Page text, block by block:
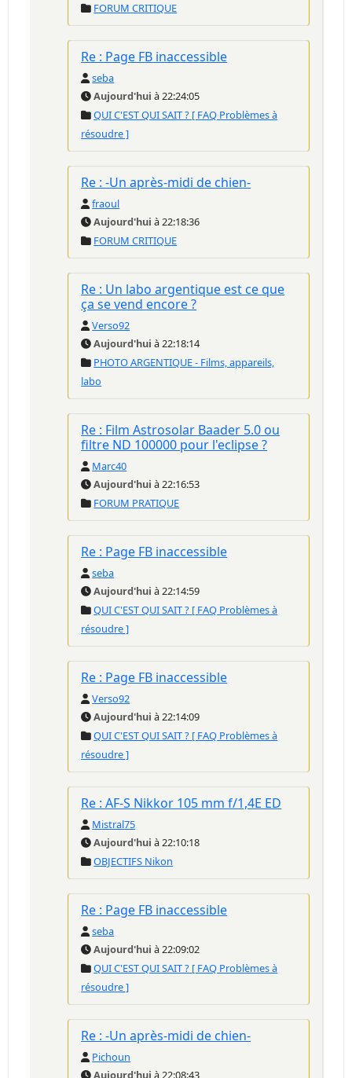
FORUM CRITIQUE
Re : Page FB inaccessible
seba
Aujourd'hui à 22:24:05
QUI C'EST QUI SAIT ? [ FAQ Problèmes à
résoudre ]
Re : -Un après-midi de chien-
fraoul
Aujourd'hui à 22:18:36
FORUM CRITIQUE
Re : Un labo argentique est ce que
ça se vend encore ?
Verso92
Aujourd'hui à 22:18:14
PHOTO ARGENTIQUE - Films, appareils,
labo
Re : Film Astrosolar Baader 5.0 ou
filtre ND 100000 pour l'eclipse ?
Marc40
Aujourd'hui à 22:16:53
FORUM PRATIQUE
Re : Page FB inaccessible
seba
Aujourd'hui à 22:14:59
QUI C'EST QUI SAIT ? [ FAQ Problèmes à
résoudre ]
Re : Page FB inaccessible
Verso92
Aujourd'hui à 22:14:09
QUI C'EST QUI SAIT ? [ FAQ Problèmes à
résoudre ]
Re : AF-S Nikkor 105 mm f/1,4E ED
Mistral75
Aujourd'hui à 22:10:18
OBJECTIFS Nikon
Re : Page FB inaccessible
seba
Aujourd'hui à 22:09:02
QUI C'EST QUI SAIT ? [ FAQ Problèmes à
résoudre ]
Re : -Un après-midi de chien-
Pichoun
Aujourd'hui à 22:08:43